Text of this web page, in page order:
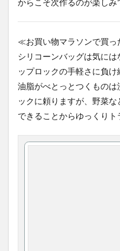
からこそ次作るのが楽しみ
≪お買い物マラソンで買
シリコーンバッグは気に
ップロックの手軽さに負け
油脂がべとっとつくもの
ックに頼りますが、野菜な
できることからゆっくりト